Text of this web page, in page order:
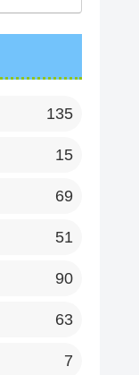
135
15
69
51
90
63
7